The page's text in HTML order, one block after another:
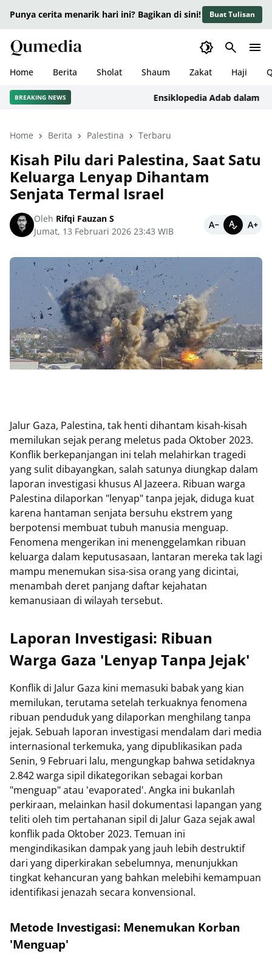
Punya cerita menarik hari ini? Bagikan di sini! Buat Tulisan
Home Berita Sholat Shaum Zakat Haji
BREAKING NEWS Ensiklopedia Adab dalam
Home Berita Palestina Terbaru
Kisah Pilu dari Palestina, Saat Satu
Keluarga Lenyap Dihantam
Senjata Termal Israel
Oleh Rifqi Fauzan S
Jumat, 13 Februari 2026 23:43 WIB
Jalur Gaza, Palestina, tak henti dihantam kisah-kisah
memilukan sejak perang meletus pada Oktober 2023.
Konflik berkepanjangan ini telah melahirkan tragedi
yang sulit dibayangkan, salah satunya diungkap dalam
laporan investigasi khusus Al Jazeera. Ribuan warga
Palestina dilaporkan "lenyap" tanpa jejak, diduga kuat
karena hantaman senjata bersuhu ekstrem yang
berpotensi membuat tubuh manusia menguap.
Fenomena mengerikan ini menenggelamkan ribuan
keluarga dalam keputusasaan, lantaran mereka tak lagi
mampu menemukan sisa-sisa orang yang dicintai,
menambah deret panjang daftar kejahatan
kemanusiaan di wilayah tersebut.
Laporan Investigasi: Ribuan
Warga Gaza 'Lenyap Tanpa Jejak'
Konflik di Jalur Gaza kini memasuki babak yang kian
memilukan, terutama setelah terkuaknya fenomena
ribuan penduduk yang dilaporkan menghilang tanpa
jejak. Sebuah laporan investigasi mendalam dari media
internasional terkemuka, yang dipublikasikan pada
Senin, 9 Februari lalu, mengungkap bahwa setidaknya
2.842 warga sipil dikategorikan sebagai korban
"menguap" atau 'evaporated'. Angka ini bukanlah
perkiraan, melainkan hasil dokumentasi lapangan yang
teliti oleh tim pertahanan sipil di Jalur Gaza sejak awal
konflik pada Oktober 2023. Temuan ini
mengindikasikan dampak yang jauh lebih destruktif
dari yang diperkirakan sebelumnya, menunjukkan
tingkat kehancuran yang bahkan melebihi kemampuan
identifikasi jenazah secara konvensional.
Metode Investigasi: Menemukan Korban
'Menguap'